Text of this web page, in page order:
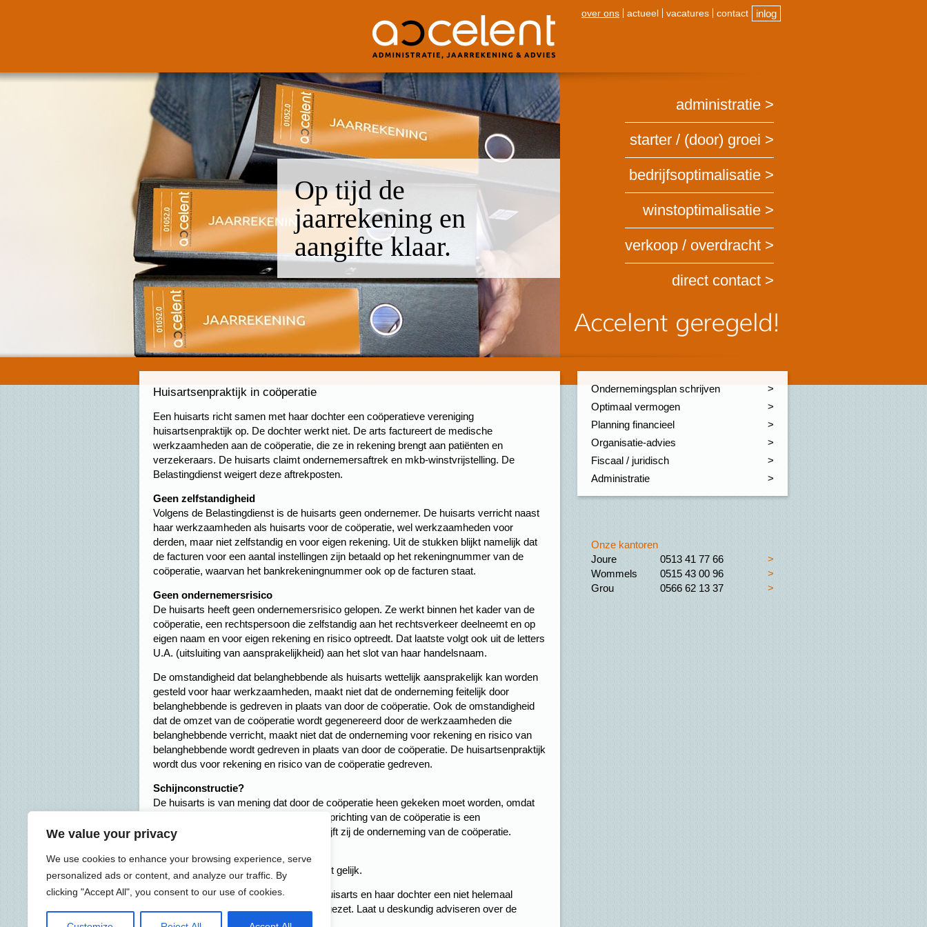
We value your privacy
We use cookies to enhance your browsing experience, serve
personalized ads or content, and analyze our traffic. By
clicking "Accept All", you consent to our use of cookies.
inlog
over ons actueel vacatures contact
administratie
starter / (door) groei
bedrijfsoptimalisatie
winstoptimalisatie
verkoop / overdracht
direct contact
Op tijd de
jaarrekening en
aangifte klaar.
Huisartsenpraktijk in coöperatie
Een huisarts richt samen met haar dochter een coöperatieve vereniging
huisartsenpraktijk op. De dochter werkt niet. De arts factureert de medische
werkzaamheden aan de coöperatie, die ze in rekening brengt aan patiënten en
verzekeraars. De huisarts claimt ondernemersaftrek en mkb-winstvrijstelling. De
Belastingdienst weigert deze aftrekposten.
Geen zelfstandigheid
Volgens de Belastingdienst is de huisarts geen ondernemer. De huisarts verricht naast
haar werkzaamheden als huisarts voor de coöperatie, wel werkzaamheden voor
derden, maar niet zelfstandig en voor eigen rekening. Uit de stukken blijkt namelijk dat
de facturen voor een aantal instellingen zijn betaald op het rekeningnummer van de
coöperatie, waarvan het bankrekeningnummer ook op de facturen staat.
Geen ondernemersrisico
De huisarts heeft geen ondernemersrisico gelopen. Ze werkt binnen het kader van de
coöperatie, een rechtspersoon die zelfstandig aan het rechtsverkeer deelneemt en op
eigen naam en voor eigen rekening en risico optreedt. Dat laatste volgt ook uit de letters
U.A. (uitsluiting van aansprakelijkheid) aan het slot van haar handelsnaam.
De omstandigheid dat belanghebbende als huisarts wettelijk aansprakelijk kan worden
gesteld voor haar werkzaamheden, maakt niet dat de onderneming feitelijk door
belanghebbende is gedreven in plaats van door de coöperatie. Ook de omstandigheid
dat de omzet van de coöperatie wordt gegenereerd door de werkzaamheden die
belanghebbende verricht, maakt niet dat de onderneming voor rekening en risico van
belanghebbende wordt gedreven in plaats van door de coöperatie. De huisartsenpraktijk
wordt dus voor rekening en risico van de coöperatie gedreven.
Schijnconstructie?
De huisarts is van mening dat door de coöperatie heen gekeken moet worden, omdat
zij alle economische risico’s loopt. De oprichting van de coöperatie is een
schijnconstructie geweest en feitelijk drijft zij de onderneming van de coöperatie.
Oordeel rechter
De rechter stelt de Belastingdienst in het gelijk.
Tip:Het lijkt erop dat iemand voor de huisarts en haar dochter een niet helemaal
doordachte fiscale constructie heeft opgezet. Laat u deskundig adviseren over de
rechtsvorm van uw onderneming.
Ondernemingsplan schrijven
Optimaal vermogen
Planning financieel
Organisatie-advies
Fiscaal / juridisch
Administratie
Onze kantoren
Joure
0513 41 77 66
>
Wommels
0515 43 00 96
>
Grou
0566 62 13 37 >